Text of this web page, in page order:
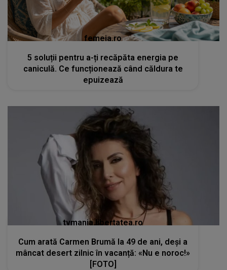
femeia.ro
5 soluții pentru a-ți recăpăta energia pe
caniculă. Ce funcționează când căldura te
epuizează
tvmania.libertatea.ro
Cum arată Carmen Brumă la 49 de ani, deși a
mâncat desert zilnic în vacanță: «Nu e noroc!»
[FOTO]